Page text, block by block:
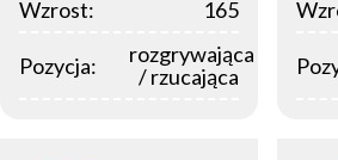
Wzrost: 165
Pozycja:
rozgrywająca
/ rzucająca